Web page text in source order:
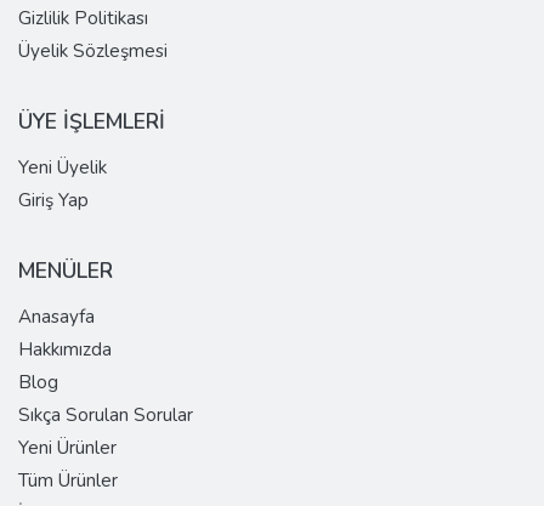
Gizlilik Politikası
Üyelik Sözleşmesi
ÜYE İŞLEMLERİ
Yeni Üyelik
Giriş Yap
MENÜLER
Anasayfa
Hakkımızda
Blog
Sıkça Sorulan Sorular
Yeni Ürünler
Tüm Ürünler